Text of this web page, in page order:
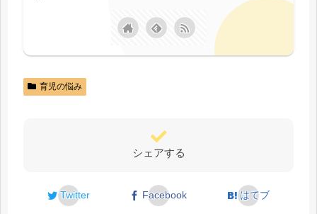
育児の悩み
シェアする
Twitter Facebook はてブ